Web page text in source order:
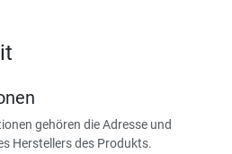
gehören die Adresse und
Herstellers des Produkts.